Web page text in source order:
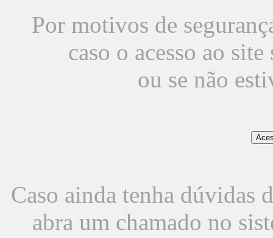
Por motivos de
caso o acesso ao
ou se não
Caso ainda tenha dúvidas
abra um chamado no